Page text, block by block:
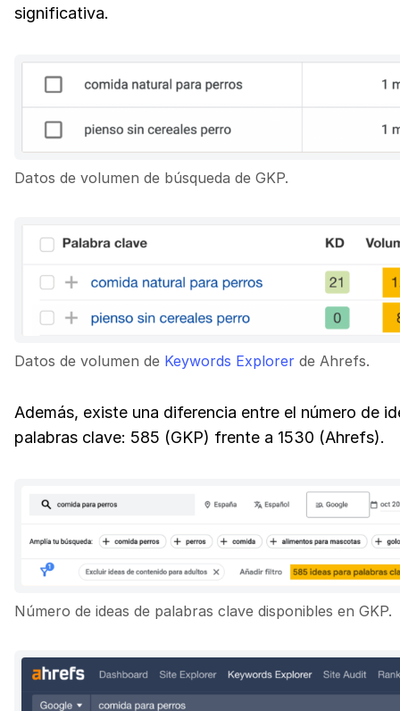
significativa.
Datos de volumen de búsqueda de GKP.
Datos de volumen de Keywords Explorer de Ahrefs.
Además, existe una diferencia entre el número de
palabras clave: 585 (GKP) frente a 1530 (Ahrefs).
Número de ideas de palabras clave disponibles en GKP.